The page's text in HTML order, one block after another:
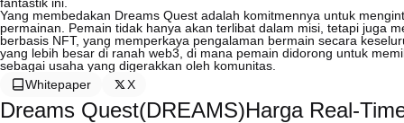
Yang membedakan Dreams Quest adalah komitmennya untuk
permainan. Pemain tidak hanya akan terlibat dalam misi, tetapi juga
berbasis NFT, yang memperkaya pengalaman bermain secara
yang lebih besar di ranah web3, di mana pemain didorong untuk
sebagai usaha yang digerakkan oleh komunitas.
Whitepaper
X
Dreams Quest(DREAMS)Harga Real-